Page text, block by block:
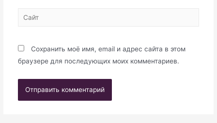
Сайт
Сохранить моё имя, email и адрес сайта в этом
браузере для последующих моих комментариев.